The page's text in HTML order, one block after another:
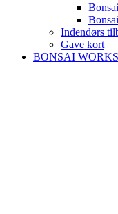
Indendørs
Gave kort
BONSAI